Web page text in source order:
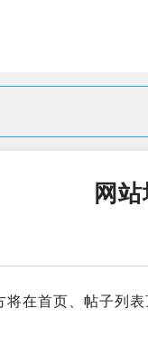
网
将在首页、帖子列